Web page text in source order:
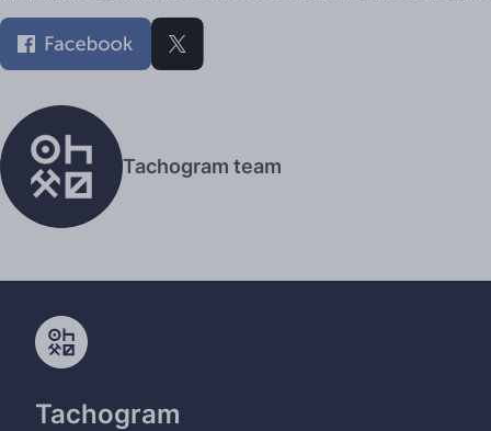
Tachogram team
Tachogram